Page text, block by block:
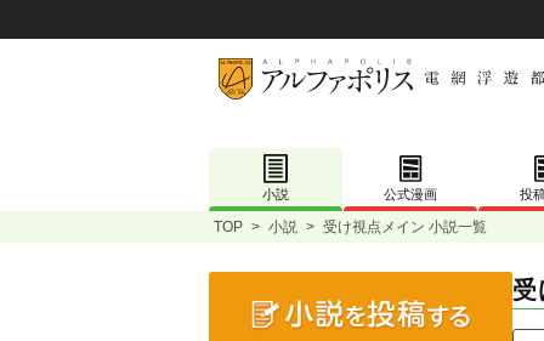
小説 公式漫画 投
TOP > 小説 > 受け視点メイン 小説一覧
受